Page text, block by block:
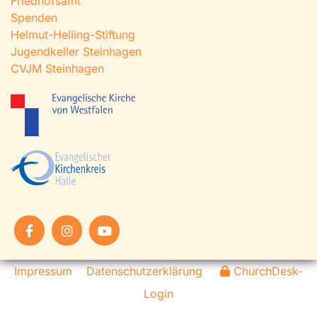
Spenden
Helmut-Helling-Stiftung
Jugendkeller Steinhagen
CVJM Steinhagen
Impressum Datenschutzerklärung
ChurchDesk-
Login